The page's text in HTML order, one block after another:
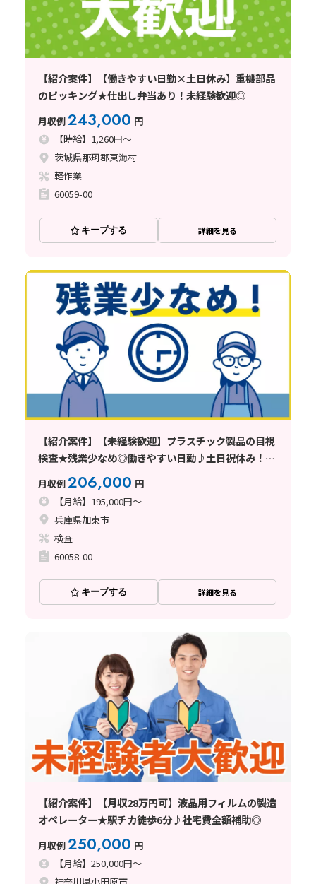
【紹介案件】【働きやすい日勤×土日休み】重機部品
のピッキング★仕出し弁当あり！未経験歓迎◎
月収例243,000 円
【時給】1,260円～
茨城県那珂郡東海村
軽作業
60059-00
キープする 詳細を見る
【紹介案件】【未経験歓迎】プラスチック製品の目視
検査★残業少なめ◎働きやすい日勤♪土日祝休み！空
月収例206,000 円
【月給】195,000円～
兵庫県加東市
検査
60058-00
キープする 詳細を見る
【紹介案件】【月収28万円可】液晶用フィルムの製造
オペレーター★駅チカ徒歩6分♪社宅費全額補助◎
月収例250,000 円
【月給】250,000円～